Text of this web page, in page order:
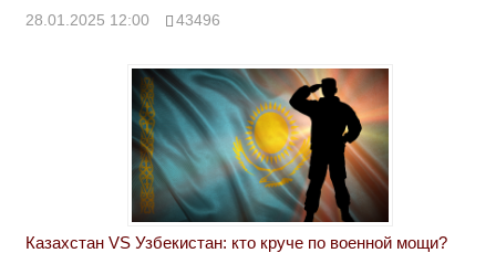
28.01.2025 12:00 43496
Казахстан VS Узбекистан: кто круче по военной мощи?